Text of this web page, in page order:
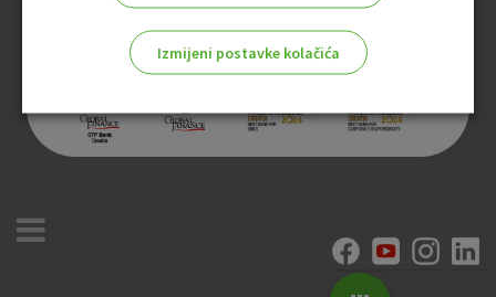
Izmijeni postavke kolačića
Nužni kolačići